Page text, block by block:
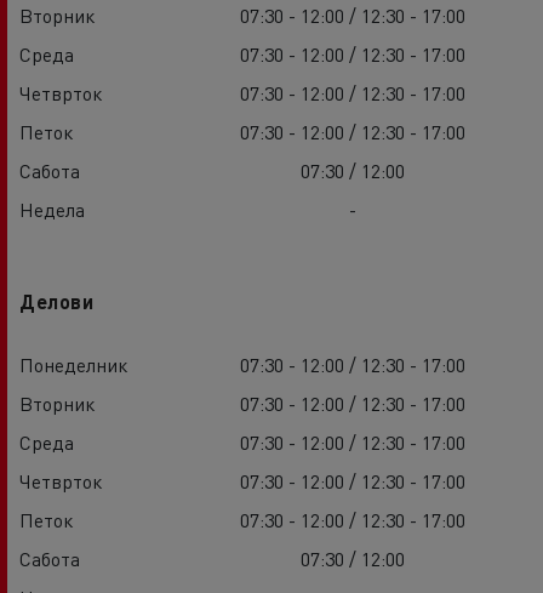
Вторник
07:30 - 12:00 / 12:30 - 17:00
Среда
07:30 - 12:00 / 12:30 - 17:00
Четврток
07:30 - 12:00 / 12:30 - 17:00
Петок
07:30 - 12:00 / 12:30 - 17:00
Сабота
07:30 / 12:00
Недела
-
Делови
Понеделник
07:30 - 12:00 / 12:30 - 17:00
Вторник
07:30 - 12:00 / 12:30 - 17:00
Среда
07:30 - 12:00 / 12:30 - 17:00
Четврток
07:30 - 12:00 / 12:30 - 17:00
Петок
07:30 - 12:00 / 12:30 - 17:00
Сабота
07:30 / 12:00